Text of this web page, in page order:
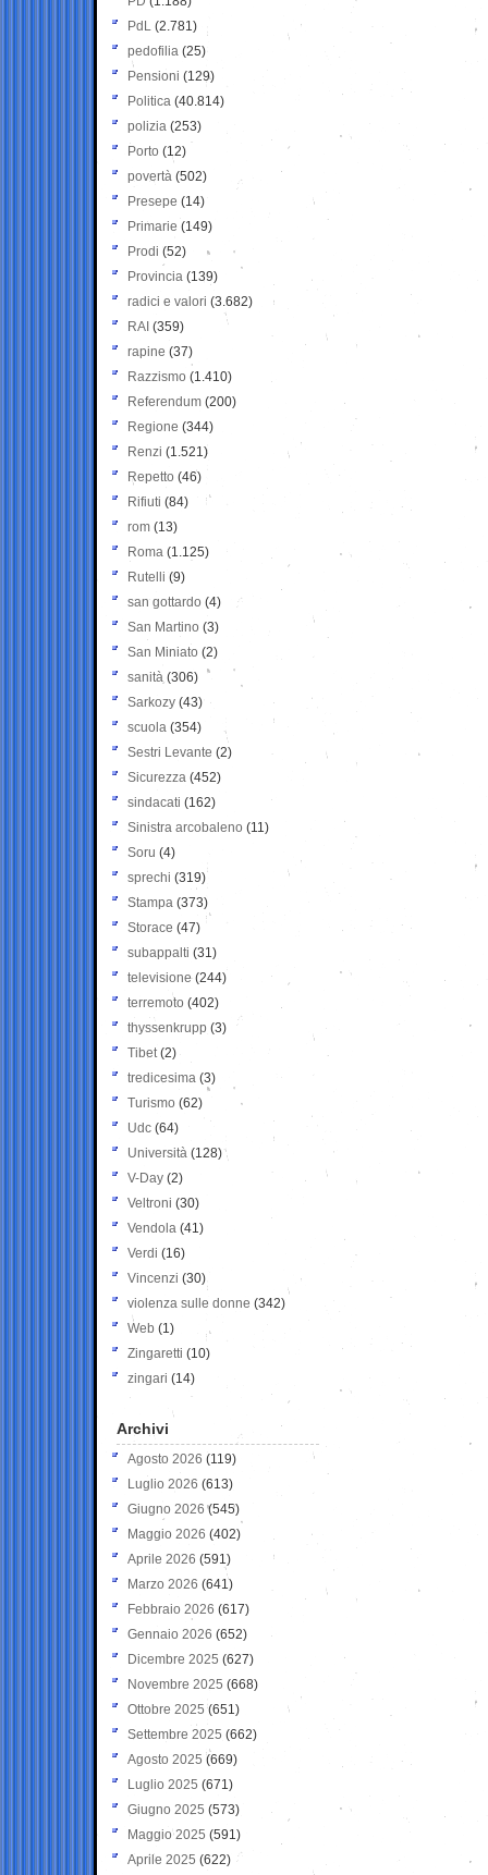
PdL (2.781)
pedofilia (25)
Pensioni (129)
Politica (40.814)
polizia (253)
Porto (12)
povertà (502)
Presepe (14)
Primarie (149)
Prodi (52)
Provincia (139)
radici e valori (3.682)
RAI (359)
rapine (37)
Razzismo (1.410)
Referendum (200)
Regione (344)
Renzi (1.521)
Repetto (46)
Rifiuti (84)
rom (13)
Roma (1.125)
Rutelli (9)
san gottardo (4)
San Martino (3)
San Miniato (2)
sanità (306)
Sarkozy (43)
scuola (354)
Sestri Levante (2)
Sicurezza (452)
sindacati (162)
Sinistra arcobaleno (11)
Soru (4)
sprechi (319)
Stampa (373)
Storace (47)
subappalti (31)
televisione(244)
terremoto (402)
thyssenkrupp (3)
Tibet(2)
tredicesima (3)
Turismo (62)
Udc (64)
Università (128)
V-Day (2)
Veltroni (30)
Vendola (41)
Verdi (16)
Vincenzi (30)
violenza sulle donne (342)
Web (1)
Zingaretti (10)
zingari (14)
Archivi
Agosto 2026 (119)
Luglio 2026 (613)
Giugno 2026 (545)
Maggio 2026 (402)
Aprile 2026 (591)
Marzo 2026 (641)
Febbraio 2026 (617)
Gennaio 2026 (652)
Dicembre 2025 (627)
Novembre 2025 (668)
Ottobre 2025 (651)
Settembre 2025 (662)
Agosto 2025 (669)
Luglio 2025 (671)
Giugno 2025 (573)
Maggio 2025 (591)
Aprile 2025 (622)